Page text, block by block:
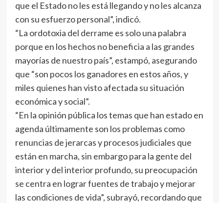
que el Estado no les está llegando y no les alcanza
con su esfuerzo personal”, indicó.
“La ordotoxia del derrame es solo una palabra
porque en los hechos no beneficia a las grandes
mayorías de nuestro país”, estampó, asegurando
que “son pocos los ganadores en estos años, y
miles quienes han visto afectada su situación
económica y social”.
“En la opinión pública los temas que han estado en
agenda últimamente son los problemas como
renuncias de jerarcas y procesos judiciales que
están en marcha, sin embargo para la gente del
interior y del interior profundo, su preocupación
se centra en lograr fuentes de trabajo y mejorar
las condiciones de vida”, subrayó, recordando que